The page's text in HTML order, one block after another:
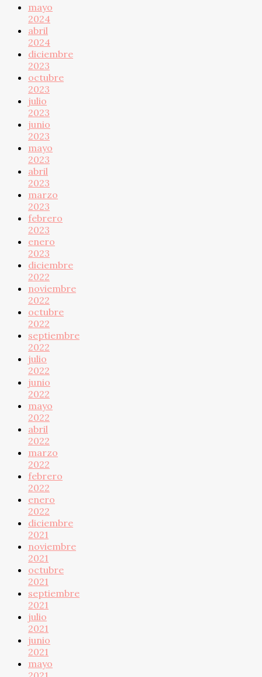
mayo
2024
abril
2024
diciembre
2023
octubre
2023
julio
2023
junio
2023
mayo
2023
abril
2023
marzo
2023
febrero
2023
enero
2023
diciembre
2022
noviembre
2022
octubre
2022
septiembre
2022
julio
2022
junio
2022
mayo
2022
abril
2022
marzo
2022
febrero
2022
enero
2022
diciembre
2021
noviembre
2021
octubre
2021
septiembre
2021
julio
2021
junio
2021
mayo